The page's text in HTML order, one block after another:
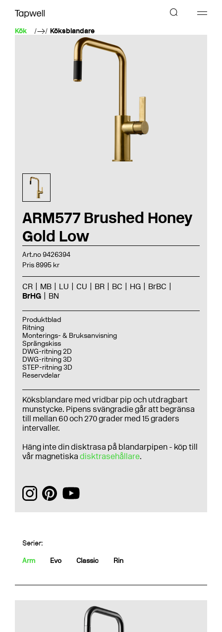
Kök Köksblandare
ARM577 Brushed Honey
Gold Low
Art.no 9426394
Pris 8995 kr
CR MB LU CU BR BC HG
BrBC
BrHG
BN
Produktblad
Ritning
Monterings- & Bruksanvisning
Sprängskiss
DWG-ritning 2D
DWG-ritning 3D
STEP-ritning 3D
Reservdelar
Köksblandare med vridbar pip och utdragbart
munstycke. Pipens svängradie går att begränsa
till mellan 60 och 270 grader med 15 graders
intervaller.
Häng inte din disktrasa på blandarpipen - köp till
vår magnetiska disktrasehållare.
Serier:
Arm Evo Classic Rin